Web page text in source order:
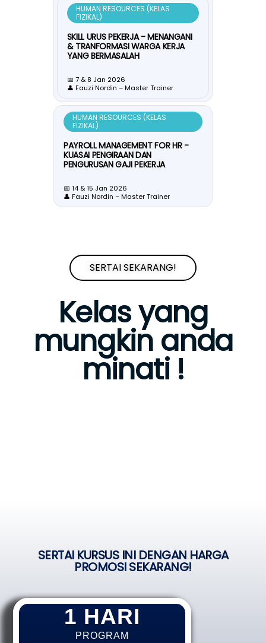
HUMAN RESOURCES (KELAS
FIZIKAL)
SKILL URUS PEKERJA - MENANGANI
& TRANFORMASI WARGA KERJA
YANG BERMASALAH
📅 7 & 8 Jan 2026
👤 Fauzi Nordin – Master Trainer
HUMAN RESOURCES (KELAS
FIZIKAL)
PAYROLL MANAGEMENT FOR HR -
KUASAI PENGIRAAN DAN
PENGURUSAN GAJI PEKERJA
📅 14 & 15 Jan 2026
👤 Fauzi Nordin – Master Trainer
SERTAI SEKARANG!
Kelas yang
mungkin anda
minati !
SERTAI KURSUS INI DENGAN HARGA
PROMOSI SEKARANG!
1 HARI
PROGRAM